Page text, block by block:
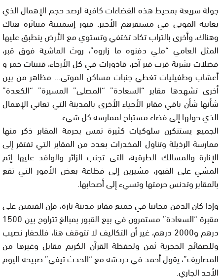
جولة سريعة بمحيط هذه الفضاءات كافية لرصد حجم الإهمال الذي
يعانيه الموتى في مستقرهم الأخير: قبور إسمنتية متناثرة هناك
وهناك، وأخرى بالتراب تكاد تختفي وتستوي مع الأرض ينطبق عليها
المثل العامي “ملي دفنوه ما زاروه”، روث الماشية فوق قبر،
فضلات بشرية قرب قبر آخر، قاذورات في كل الأرجاء، قنينات خمر و
أعشاب وطفيليات تغطي جنبات مساكن الموتى… مظاهر من بين
أخرى تشهدها مقابر “السعادة” “المصلى” المسيرة” “الكعدة”
شأنها شأن باقي مقابر الأحياء الأخرى بالمدينة التي تعاني الإهمال
الذي حولها إلى فضاء مستباح لممارسة كل شيء.
الجميع يستنكرن سلوكيات كثيرة تمس بحرمة المقابر ذكر منها
ممارسة الرذيلة وتناول المخدرات بعدد من المقابر التي تفتقر إلى
الإنارة والمسالك الطرقية، التي تجنب الزائر والوافد عليها إثم
المشي على القبور، مشيرين إلى فظاعة بعض الأمور التي تقع
بالمقابر وتدنس حرمتها وتسيء إلى أصحابها.
وإذا كان الدفن مجانيا في جميع مقابر مدينة تازة، فإن القيمين على
مقبرة “السعادة” مستمرون في بيع القبور بمبالغ تتراوح بين 1500
درهم و2000 درهم، غير أن التكاليف لا تتوقف هنا، فللحفار نصيب
وللصفائح الحجرية ثمن ولحفظة القرآن الكريم مقابل وغيرها من
المصاريف”، يقول أحمد في دردشة مع “الحدث تيفي” صبيحة اليوم
الأحد الجاري.